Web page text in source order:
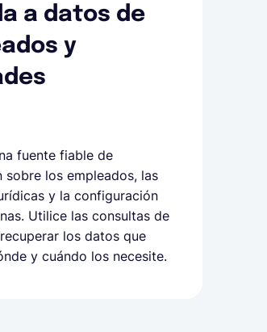
a datos de
y
fuente fiable de
sobre los empleados, las
y la configuración
Utilice las consultas de
los datos que
y cuándo los necesite.